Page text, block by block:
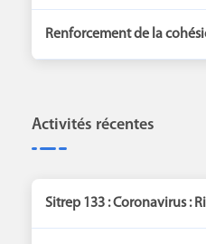
Renforcement de la
Activités récentes
Sitrep 133 : Coronavirus :